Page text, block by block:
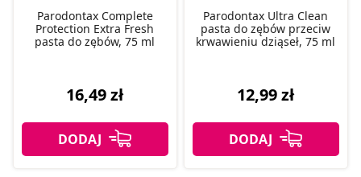
Parodontax Complete
Protection Extra Fresh
pasta do zębów, 75 ml
16,49 zł
Parodontax Ultra Clean
pasta do zębów przeciw
krwawieniu dziąseł, 75 ml
12,99 zł